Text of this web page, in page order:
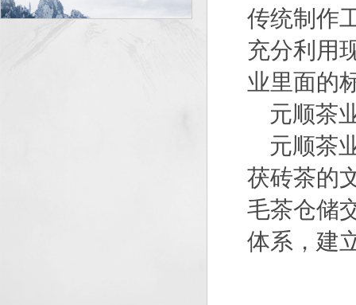
传统制作
充分利用
业里面的
元顺茶
元顺茶
茯砖茶的
毛茶仓储
体系，建